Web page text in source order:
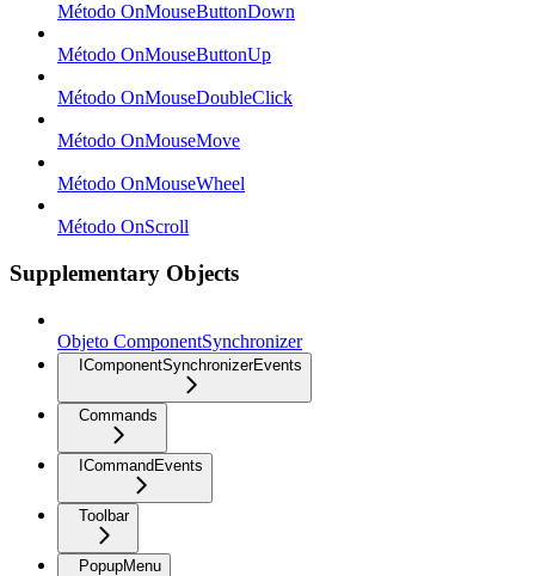
Método OnMouseButtonDown
Método OnMouseButtonUp
Método OnMouseDoubleClick
Método OnMouseMove
Método OnMouseWheel
Método OnScroll
Supplementary Objects
Objeto ComponentSynchronizer
IComponentSynchronizerEvents
Commands
ICommandEvents
Toolbar
PopupMenu